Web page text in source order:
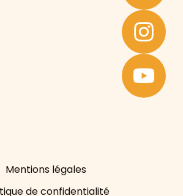
Mentions légales
de confidentialité